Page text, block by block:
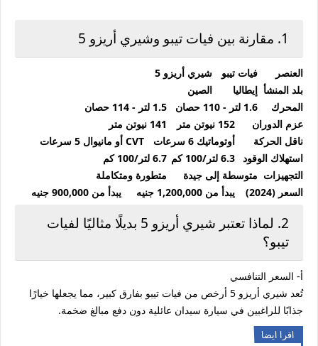
1. مقارنة بين فيات تيبو وشيري أريزو 5
العنصر فيات تيبو
شيري أريزو 5
بلد المنشأ إيطاليا
الصين
المحرك
1.6 لتر - 110 حصان
1.5 لتر - 114 حصان
عزم الدوران
152 نيوتن متر
141 نيوتن متر
ناقل الحركة
أوتوماتيك 6 سرعات
CVT أو مانيوال 5 سرعات
استهلاك الوقود 6.3 لتر/100 كم
6.7 لتر/100 كم
التجهيزات متوسطة إلى جيدة
متطورة ومتكاملة
السعر (2024)
يبدأ من 1,200,000 جنيه يبدأ من 900,000 جنيه
2. لماذا تعتبر شيري أريزو 5 بديلًا مثاليًا لفيات
تيبو؟
أ- السعر التنافسي
تُعد شيري أريزو 5 أرخص من فيات تيبو بفارق كبير، مما يجعلها خيارًا
جذابًا للراغبين في سيارة سيدان عائلية دون دفع مبالغ ضخمة.
اقرا ايضا